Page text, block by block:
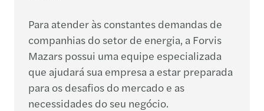
Para atender às constantes demandas de
companhias do setor de energia, a Forvis
Mazars possui uma equipe especializada
que ajudará sua empresa a estar preparada
para os desafios do mercado e as
necessidades do seu negócio.